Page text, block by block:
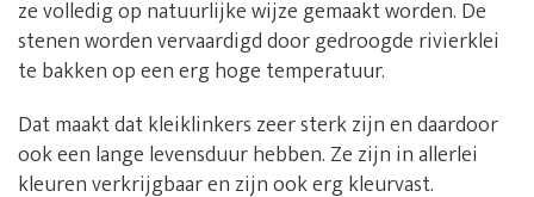
ze volledig op natuurlijke wijze gemaakt worden. De
stenen worden vervaardigd door gedroogde rivierklei
te bakken op een erg hoge temperatuur.
Dat maakt dat kleiklinkers zeer sterk zijn en daardoor
ook een lange levensduur hebben. Ze zijn in allerlei
kleuren verkrijgbaar en zijn ook erg kleurvast.